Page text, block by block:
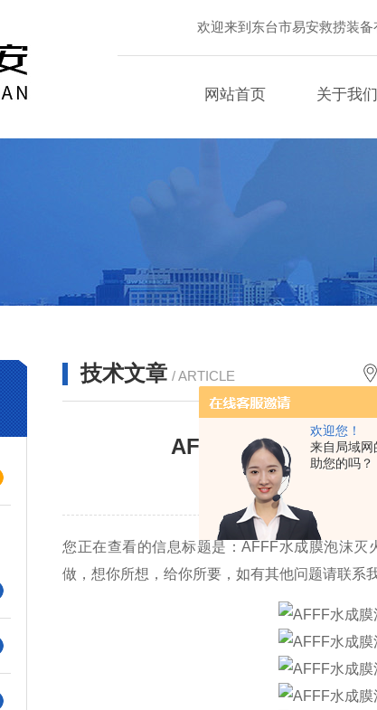
欢迎您！
来自局域网
助您的吗？
欢迎来到东台市易安救捞装备
网站首页 关于我们
技术文章 / ARTICLE
AFFF水成膜泡沫灭
您正在查看的信息标题是：AFFF水成膜泡沫灭
做，想你所想，给你所要，如有其他问题请联系